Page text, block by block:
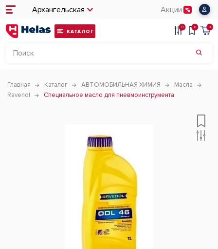
Архангельская Акции
КАТАЛОГ
0 0 0
Главная Каталог АВТОМОБИЛЬНАЯ ХИМИЯ
Масла
Ravenol
Специальное масло для пневмоинструмента